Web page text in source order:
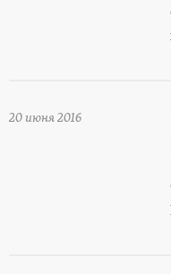
20 июня 2016